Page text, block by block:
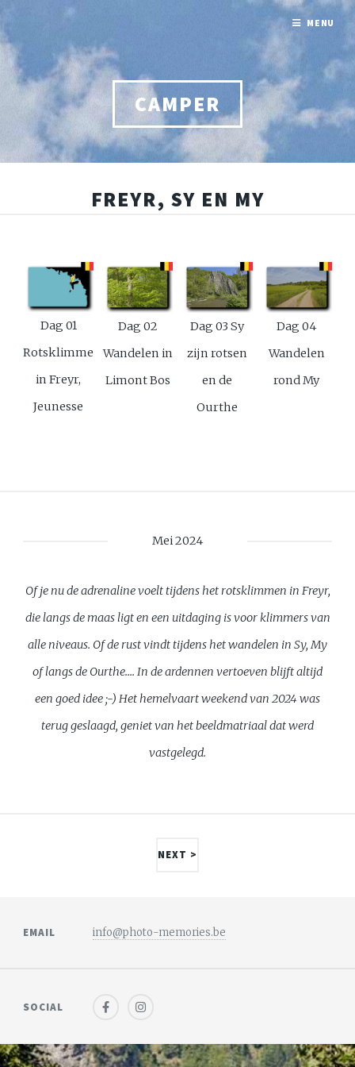
CAMPER
FREYR, SY EN MY
Dag 01
Rotsklimmen
in Freyr,
Jeunesse
Dag 02
Wandelen in
Limont Bos
Dag 03 Sy
zijn rotsen
en de
Ourthe
Dag 04
Wandelen
rond My
Mei 2024
Of je nu de adrenaline voelt tijdens het rotsklimmen in Freyr,
die langs de maas ligt en een uitdaging is voor klimmers van
alle niveaus. Of de rust vindt tijdens het wandelen in Sy, My
of langs de Ourthe.... In de ardennen vertoeven blijft altijd
een goed idee ;-) Het hemelvaart weekend van 2024 was
terug geslaagd, geniet van het beeldmatriaal dat werd
vastgelegd.
NEXT >
EMAIL info@photo-memories.be
SOCIAL
MENU